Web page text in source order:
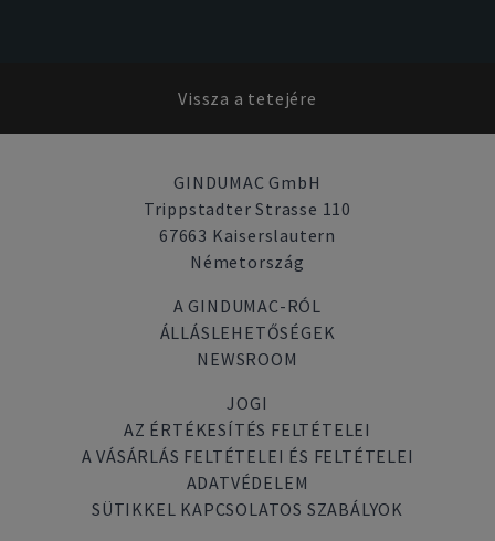
Vissza a tetejére
GINDUMAC GmbH
Trippstadter Strasse 110
67663 Kaiserslautern
Németország
A GINDUMAC-RÓL
ÁLLÁSLEHETŐSÉGEK
NEWSROOM
JOGI
AZ ÉRTÉKESÍTÉS FELTÉTELEI
A VÁSÁRLÁS FELTÉTELEI ÉS FELTÉTELEI
ADATVÉDELEM
SÜTIKKEL KAPCSOLATOS SZABÁLYOK